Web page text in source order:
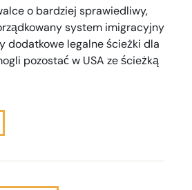
o bardziej sprawiedliwy,
system imigracyjny
dodatkowe legalne ścieżki dla
pozostać w USA ze ścieżką